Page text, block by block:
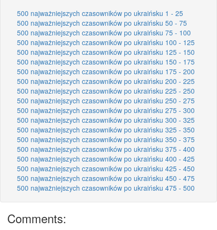
500 najważniejszych czasowników po ukraińsku 1 - 25
500 najważniejszych czasowników po ukraińsku 50 - 75
500 najważniejszych czasowników po ukraińsku 75 - 100
500 najważniejszych czasowników po ukraińsku 100 - 125
500 najważniejszych czasowników po ukraińsku 125 - 150
500 najważniejszych czasowników po ukraińsku 150 - 175
500 najważniejszych czasowników po ukraińsku 175 - 200
500 najważniejszych czasowników po ukraińsku 200 - 225
500 najważniejszych czasowników po ukraińsku 225 - 250
500 najważniejszych czasowników po ukraińsku 250 - 275
500 najważniejszych czasowników po ukraińsku 275 - 300
500 najważniejszych czasowników po ukraińsku 300 - 325
500 najważniejszych czasowników po ukraińsku 325 - 350
500 najważniejszych czasowników po ukraińsku 350 - 375
500 najważniejszych czasowników po ukraińsku 375 - 400
500 najważniejszych czasowników po ukraińsku 400 - 425
500 najważniejszych czasowników po ukraińsku 425 - 450
500 najważniejszych czasowników po ukraińsku 450 - 475
500 najważniejszych czasowników po ukraińsku 475 - 500
Comments: